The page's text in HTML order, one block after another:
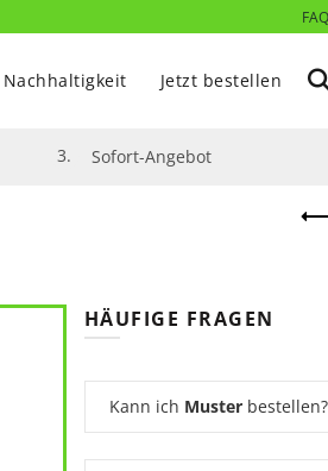
FAQ
Nachhaltigkeit Jetzt bestellen
3. Sofort-Angebot
HÄUFIGE FRAGEN
Kann ich Musterbestellen?